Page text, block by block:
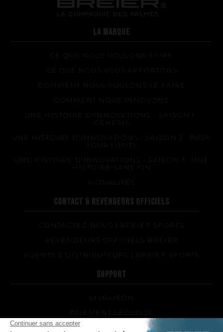
LA MARQUE
CE QUE NOUS VOULONS FAIRE
CE QUE NOUS VOUS APPORTONS
COMMENT NOUS VOULONS LE FAIRE
UNE HISTOIRE D'INNOVATIONS - SAISON 1 :
GENESIS
UNE HISTOIRE D'INNOVATIONS - SAISON 2 : PUSH
YOUR LIMITS
UNE HISTOIRE D'INNOVATIONS - SAISON 3 : UNE
HISTOIRE SANS FIN
CONTACT & REVENDEURS OFFICIELS
CONTACTEZ-NOUS | BREIER SPORTS
REVENDEURS OFFICIELS BREIER
AGENTS & DISTRIBUTEURS | BREIER SPORTS
SUPPORT
LIVRAISON
PAIEMENT SÉCURISÉ
QUEL MODÈLE DE PALMES ET QUELLE DURETÉ